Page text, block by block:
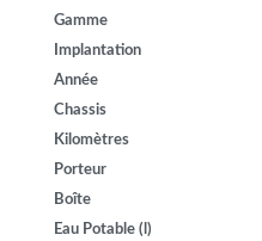
Gamme
Implantation
Année
Chassis
Kilomètres
Porteur
Boîte
Eau Potable (l)